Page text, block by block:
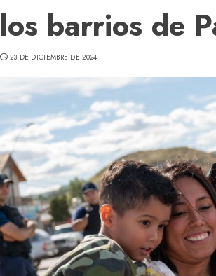
los barrios de
23 DE DICIEMBRE DE 2024